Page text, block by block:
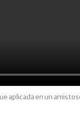
aplicada en un